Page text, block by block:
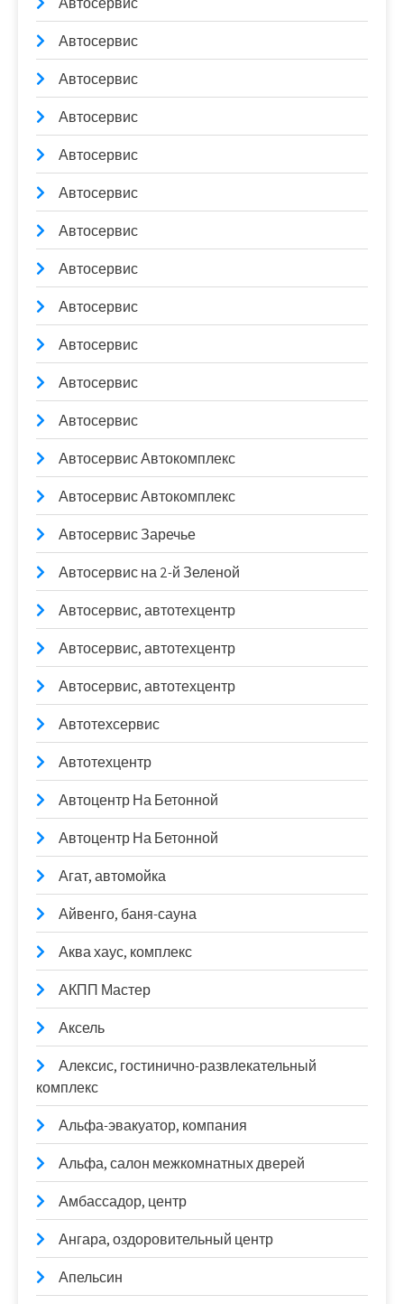
Автосервис
Автосервис
Автосервис
Автосервис
Автосервис
Автосервис
Автосервис
Автосервис
Автосервис
Автосервис
Автосервис
Автосервис Автокомплекс
Автосервис Автокомплекс
Автосервис Заречье
Автосервис на 2-й Зеленой
Автосервис, автотехцентр
Автосервис, автотехцентр
Автосервис, автотехцентр
Автотехсервис
Автотехцентр
Автоцентр На Бетонной
Автоцентр На Бетонной
Агат, автомойка
Айвенго, баня-сауна
Аква хаус, комплекс
АКПП Мастер
Аксель
Алексис, гостинично-развлекательный
комплекс
Альфа-эвакуатор, компания
Альфа, салон межкомнатных дверей
Амбассадор, центр
Ангара, оздоровительный центр
Апельсин